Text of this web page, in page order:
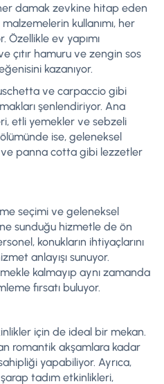
damak zevkine hitap eden
kullanımı, her
ev yapımı
çıtır hamuru ve zengin sos
kazanıyor.
ve carpaccio gibi
şenlendiriyor. Ana
etli yemekler ve sebzeli
ise, geleneksel
ve panna cotta gibi lezzetler
seçimi ve geleneksel
sunduğu hizmetle de ön
konukların ihtiyaçlarını
anlayışı sunuyor.
kalmayıp aynı zamanda
fırsatı buluyor.
için de ideal bir mekan.
romantik akşamlara kadar
yapabiliyor. Ayrıca,
tadım etkinlikleri,